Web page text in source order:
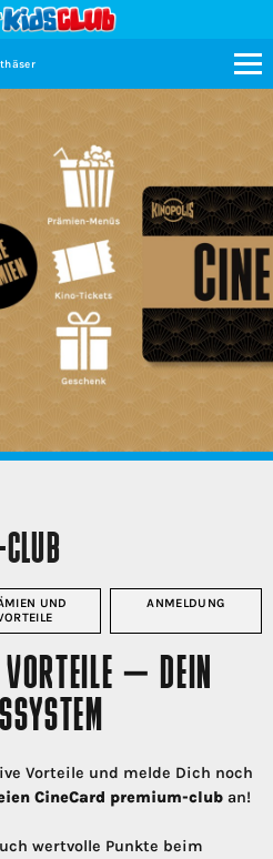
UND
ANMELDUNG
– DEIN
Vorteile und melde Dich noch
CineCard premium-club an!
wertvolle Punkte beim